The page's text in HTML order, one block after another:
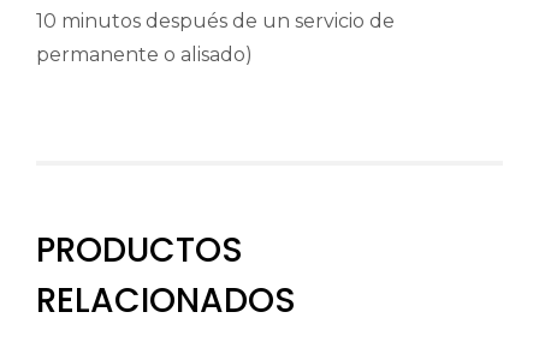
10 minutos después de un servicio de
permanente o alisado)
PRODUCTOS
RELACIONADOS